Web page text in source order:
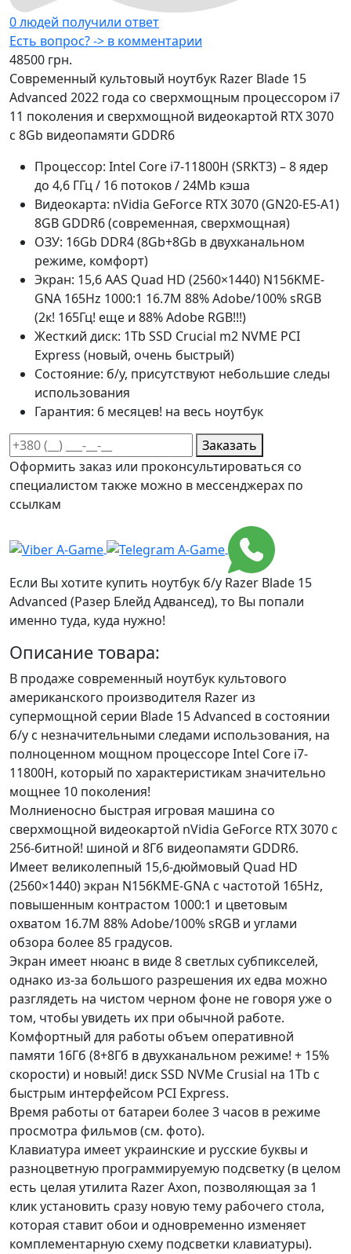
0 людей получили ответ
Есть вопрос? -> в комментарии
48500 грн.
Современный культовый ноутбук Razer Blade 15
Advanced 2022 года со сверхмощным процессором i7
11 поколения и сверхмощной видеокартой RTX 3070
с 8Gb видеопамяти GDDR6
Процессор: Intel Core i7-11800H (SRKT3) – 8 ядер
до 4,6 ГГц / 16 потоков / 24Mb кэша
Видеокарта: nVidia GeForce RTX 3070 (GN20-E5-A1)
8GB GDDR6 (современная, сверхмощная)
ОЗУ: 16Gb DDR4 (8Gb+8Gb в двухканальном
режиме, комфорт)
Экран: 15,6 AAS Quad HD (2560×1440) N156KME-
GNA 165Hz 1000:1 16.7M 88% Adobe/100% sRGB
(2к! 165Гц! еще и 88% Adobe RGB!!!)
Жесткий диск: 1Tb SSD Crucial m2 NVME PCI
Express (новый, очень быстрый)
Состояние: б/у, присутствуют небольшие следы
использования
Гарантия: 6 месяцев! на весь ноутбук
Заказать
Оформить заказ или проконсультироваться со
специалистом также можно в мессенджерах по
ссылкам
Если Вы хотите купить ноутбук б/у Razer Blade 15
Advanced (Разер Блейд Адвансед), то Вы попали
именно туда, куда нужно!
Описание товара:
В продаже современный ноутбук культового
американского производителя Razer из
супермощной серии Blade 15 Advanced в состоянии
б/у с незначительными следами использования, на
полноценном мощном процессоре Intel Core i7-
11800H, который по характеристикам значительно
мощнее 10 поколения!
Молниеносно быстрая игровая машина со
сверхмощной видеокартой nVidia GeForce RTX 3070 с
256-битной! шиной и 8Гб видеопамяти GDDR6.
Имеет великолепный 15,6-дюймовый Quad HD
(2560×1440) экран N156KME-GNA с частотой 165Hz,
повышенным контрастом 1000:1 и цветовым
охватом 16.7M 88% Adobe/100% sRGB и углами
обзора более 85 градусов.
Экран имеет нюанс в виде 8 светлых субпикселей,
однако из-за большого разрешения их едва можно
разглядеть на чистом черном фоне не говоря уже о
том, чтобы увидеть их при обычной работе.
Комфортный для работы объем оперативной
памяти 16Гб (8+8Гб в двухканальном режиме! + 15%
скорости) и новый! диск SSD NVMe Crusial на 1Tb с
быстрым интерфейсом PCI Express.
Время работы от батареи более 3 часов в режиме
просмотра фильмов (см. фото).
Клавиатура имеет украинские и русские буквы и
разноцветную программируемую подсветку (в целом
есть целая утилита Razer Axon, позволяющая за 1
клик установить сразу новую тему рабочего стола,
которая ставит обои и одновременно изменяет
комплементарную схему подсветки клавиатуры).